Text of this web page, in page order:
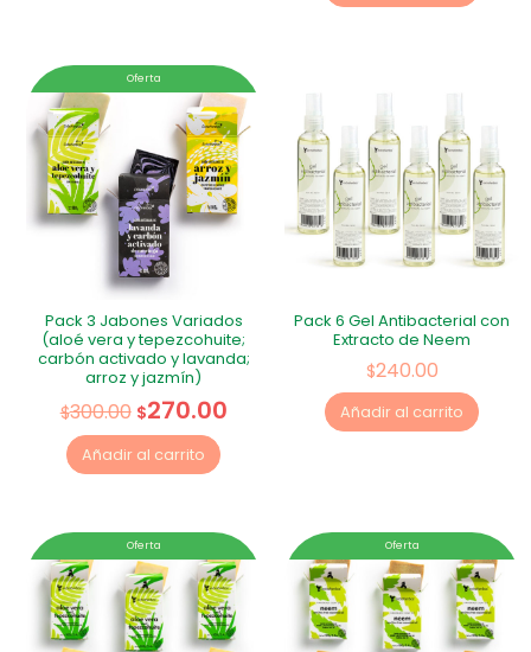
Oferta
Pack 3 Jabones Variados
(aloé vera y tepezcohuite;
carbón activado y lavanda;
arroz y jazmín)
$300.00 $270.00
Añadir al carrito
Pack 6 Gel Antibacterial con
Extracto de Neem
$240.00
Añadir al carrito
Oferta Oferta